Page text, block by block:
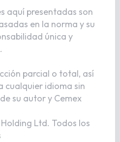
aquí presentadas son
en la norma y su
única y
parcial o total, así
cualquier idioma sin
su autor y Cemex
Ltd. Todos los